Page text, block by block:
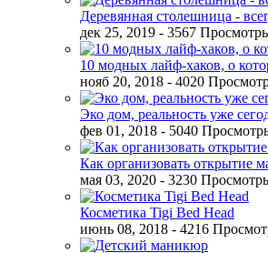
Деревянная столешница -
дек 25, 2019 - 3567
10 модных лайф-хаков, о
нояб 20, 2018 - 4020
Эко дом, реальность уже
фев 01, 2018 - 5040
Как организовать открытие
мая 03, 2020 - 3230
Косметика Tigi Bed Head
июнь 08, 2018 - 4216